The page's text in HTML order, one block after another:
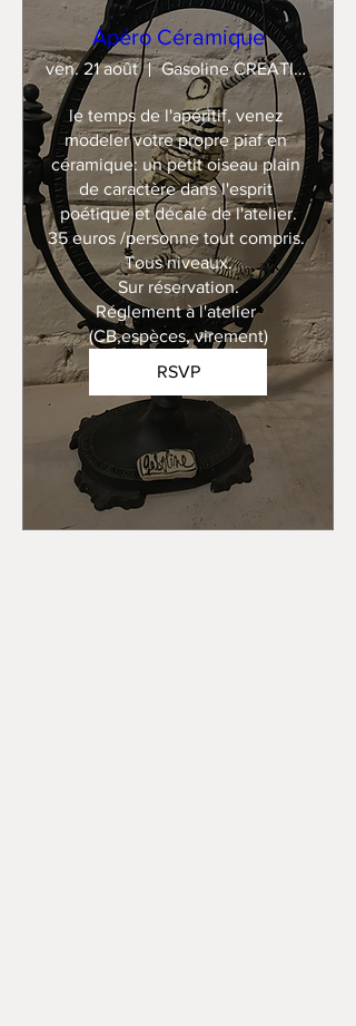
Apéro Céramique
ven. 21 août Gasoline CREATION
le temps de l'apéritif, venez
modeler votre propre piaf en
céramique: un petit oiseau plain
de caractère dans l'esprit
poétique et décalé de l'atelier.
35 euros /personne tout compris.
Tous niveaux.
Sur réservation.
Réglement à l'atelier
(CB,espèces, virement)
RSVP